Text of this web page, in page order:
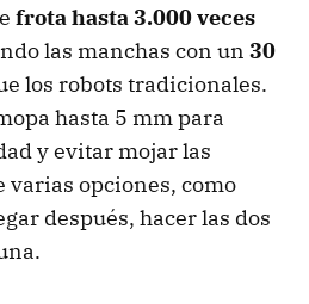
frota hasta 3.000 veces
las manchas con un 30
los robots tradicionales.
hasta 5 mm para
y evitar mojar las
varias opciones, como
después, hacer las dos